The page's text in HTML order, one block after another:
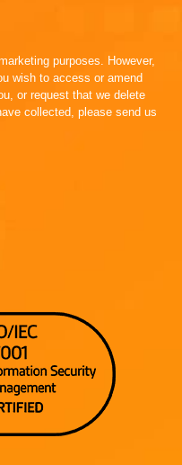
purposes. However,
wish to access or amend
or request that we delete
collected, please send us